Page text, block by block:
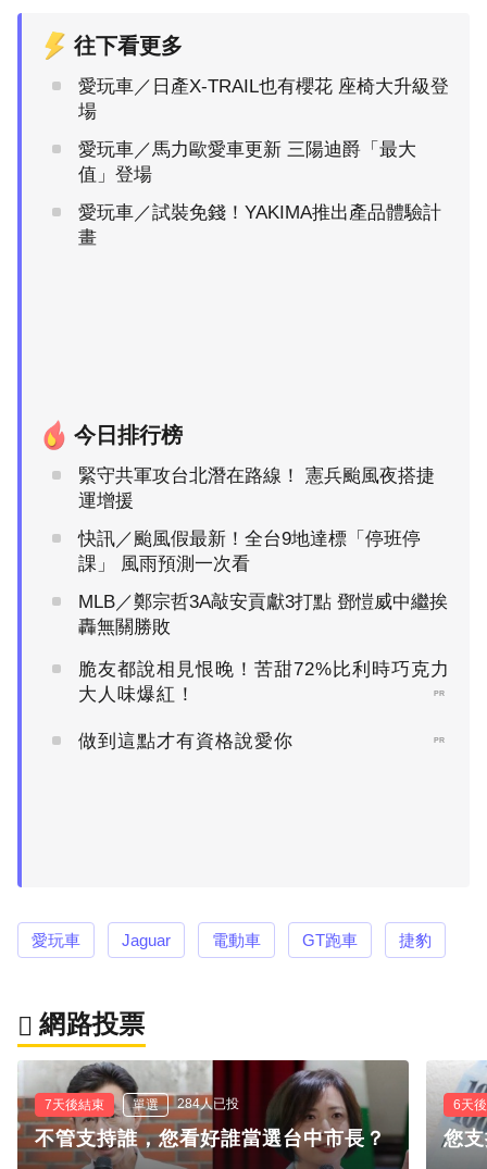
往下看更多
愛玩車／日產X-TRAIL也有櫻花 座椅大升級登
場
愛玩車／馬力歐愛車更新 三陽迪爵「最大
值」登場
愛玩車／試裝免錢！YAKIMA推出產品體驗計
畫
今日排行榜
緊守共軍攻台北潛在路線！ 憲兵颱風夜搭捷
運增援
快訊／颱風假最新！全台9地達標「停班停
課」 風雨預測一次看
MLB／鄭宗哲3A敲安貢獻3打點 鄧愷威中繼挨
轟無關勝敗
脆友都說相見恨晚！苦甜72%比利時巧克力
大人味爆紅！
PR
做到這點才有資格說愛你 PR
愛玩車 Jaguar 電動車 GT跑車 捷豹
網路投票
7天後結束 單選 284人已投
不管支持誰，您看好誰當選台中市長？
6天
您